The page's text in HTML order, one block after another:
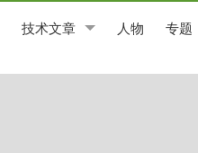
技术文章 人物 专题